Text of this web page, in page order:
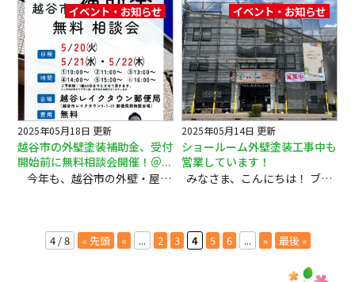
2025年05月18日 更新
越谷市の外壁塗装補助金、受付
開始前に無料相談会開催！＠...
今年も、越谷市の外壁・屋根リフォーム補助金の受付が6月2日（月）からスタートします。 「補助金ってどうやって申請するの？」「自分の家も対象になるの？」など毎年たくさんのご質問をいただきます。 そこで、補助金申請を検討されている方や、外壁・屋根リフォームについて詳しく知りたい方のために、無料相談会を開催いたします！ テーマ 外壁・屋根リフォームが対象の「越谷市 補助金」無料相談会 日程 令和7年 5月20日（火）・5月21日（水）・5月22日（木） 時間 ① 10：00～ ②11：00～ ③13：00～ ④14：00～ ⑤15：00～ ⑥16：00～ ご予約制：1組60分までとさせて頂きます。※ご予約が埋まりやすい為、お早めにお問い合わせくださいませ。 会場 越谷レイクタウン郵便局（越谷市レイクタウン9-1-29 郵便局前特設会場 ）※この相談会は郵便局主催のものではありません。 費用 無料 講師 森川 翔 （外装劣化診断士・外壁診断士／株式会社 屋根と壁のお店 代表取締役） こんな方におすすめ！ 補助金の申請方法や条件について知りたい方 外壁・屋根リフォームを検討中の方 お住まいのメンテナンスについて相談したい方 ご予約はお電話で承っております。 【0120-335-271】（受付時間 10:00～19:00） 補助金を活用した外壁・屋根リフォームは、毎年多くのお問い合わせをいただいております。 この機会にぜひご相談会をご利用ください。 皆さまのご来場を心よりお待ちしております！ ご不明点やご質問があれば、いつでもお気軽にご連絡ください。 どうぞよろしくお願いいたします。 （株）屋根と壁のお店では 地元の会社、地域の方が安心できる塗装工事を目指しています！ 『だから私たちにとっては作品です』 この言葉を合言葉に地元・地域に愛されるお店で在り続けるを目指して お客様の大切なお家を確かな施工力で 「作品」としてお守りいたします 外壁塗装・屋根塗装・雨漏り工事のことなら （株）屋根と壁のお店へお気軽にご相談ください ✔話を聞くだけでもＯＫ！ ✔お見積もりだけでもＯＫ！ ✔まずは無料診断から😉 屋根・外壁塗装・雨漏りのご相談はフリーダイヤル ０１２０－３３５－２７１
イベント・お知らせ
2025年05月14日 更新
ショールーム外壁塗装工事中も
営業しています！
みなさま、こんにちは！ ブログをご覧いただき、ありがとうございます。 現在、当店ショールームでは外壁の塗り替え工事を行っております。写真の通り、建物の周りには足場が組まれ、シートで覆われている状態です。普段とは少し違った外観となっておりますが、お店は通常通り営業しております！ ご来店のお客様へ 正面入口から、これまで通りご入店いただけます。 足場やシートの影響で建物が見えにくくなっておりますが、「営業中」の看板を目印にお越しください。 ショールーム隣の駐車場には現在、工事用の作業車が駐車しております。提携駐車場として「セブンイレブン越谷宮本店」道路を挟んだ向かい側の「ナビパーク赤山町第三」をご利用くださいますようお願いいたします。 工事期間中はご不便をおかけしますが、スタッフ一同、変わらぬ笑顔で皆さまをお迎えしております。ご相談やお見積りは、これまで通り承っておりますので、どうぞお気軽にご来店ください。 外壁塗装のプロとして、ショールームも心を込めて塗り替え中です。新しく生まれ変わる姿も、ぜひ楽しみにお待ちいただければ幸いです。 ご不明な点がございましたら、お電話やメールでお問い合わせください。 よろしくお願いいたします。 （株）屋根と壁のお店では 地元の会社、地域の方が安心できる塗装工事を目指しています！ 『だから私たちにとっては作品です』 この言葉を合言葉に地元・地域に愛されるお店で在り続けるを目指して お客様の大切なお家を確かな施工力で 「作品」としてお守りいたします 外壁塗装・屋根塗装・雨漏り工事のことなら （株）屋根と壁のお店へお気軽にご相談ください ✔話を聞くだけでもＯＫ！ ✔お見積もりだけでもＯＫ！ ✔まずは無料診断から😉 屋根・外壁塗装・雨漏りのご相談はフリーダイヤル ０１２０－３３５－２７１
イベント・お知らせ
4 / 8 « 先頭 « ... 2 3 4 5 6 ... » 最後 »